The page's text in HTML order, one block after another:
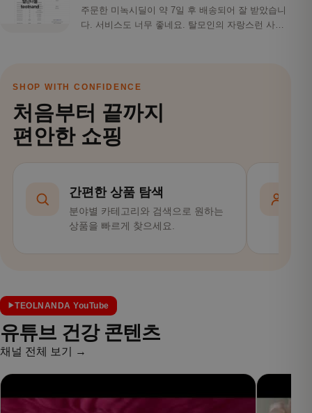
주문한 미녹시딜이 약 7일 후 배송되어 잘 받았습니
다. 서비스도 너무 좋네요. 탈모인의 자랑스런 사이
SHOP WITH CONFIDENCE
처음부터 끝까지
편안한 쇼핑
간편한 상품 탐색
분야별 카테고리와 검색으로 원하는
상품을 빠르게 찾으세요.
TEOLNANDA YouTube
유튜브 건강 콘텐츠
채널 전체 보기 →